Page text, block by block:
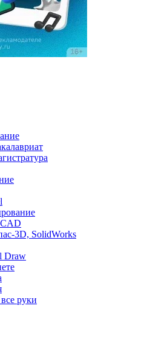
3D, SolidWorks
Draw
руки